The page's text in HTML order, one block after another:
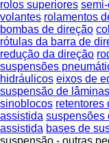
rolos superiores
volantes rolamentos
bombas de direção
rótulas da barra de
redução da direção
suspensões
hidráulicos eixos de
suspensão de lâminas
sinoblocos retentores
assistida suspensões
assistida bases de
suspensão - outras